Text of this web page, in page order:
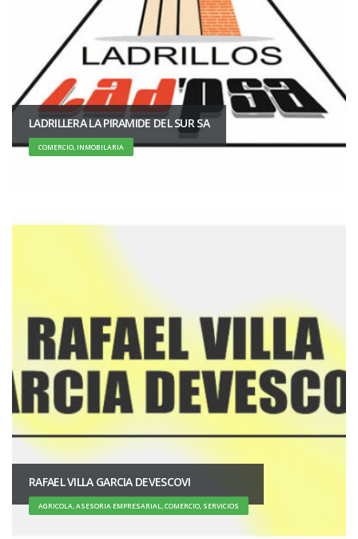
LADRILLERA LA PIRAMIDE DEL SUR SA
COMERCIO, INMOBILARIA
RAFAEL VILLA GARCIA DEVESCOVI
AGRICOLA, ASESORIA EMPRESARIAL, COMERCIO, SERVICIOS